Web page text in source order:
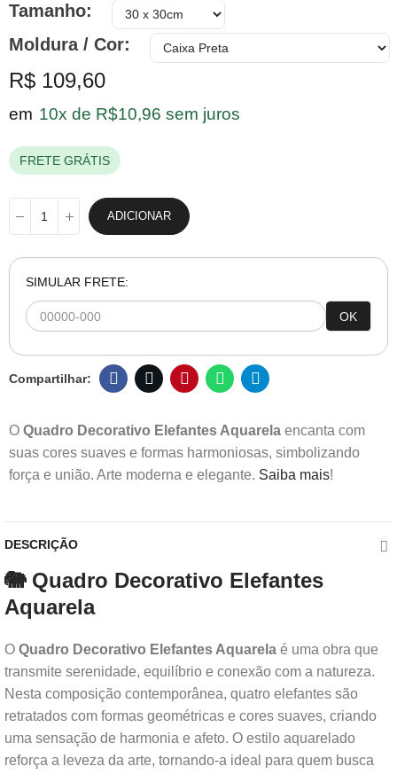
Tamanho
Moldura / Cor
R$ 109,60
em 10x de R$10,96 sem juros
FRETE GRÁTIS
ADICIONAR
SIMULAR FRETE:
OK
O Quadro Decorativo Elefantes Aquarela encanta com
suas cores suaves e formas harmoniosas, simbolizando
força e união. Arte moderna e elegante. Saiba mais!
DESCRIÇÃO
🐘 Quadro Decorativo Elefantes
Aquarela
O Quadro Decorativo Elefantes Aquarela é uma obra que
transmite serenidade, equilíbrio e conexão com a natureza.
Nesta composição contemporânea, quatro elefantes são
retratados com formas geométricas e cores suaves, criando
uma sensação de harmonia e afeto. O estilo aquarelado
reforça a leveza da arte, tornando-a ideal para quem busca